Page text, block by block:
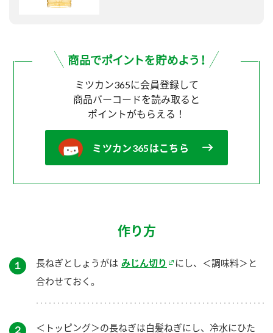
ミツカン365に会員登録して
商品バーコードを読み取ると
ポイントがもらえる！
ミツカン365はこちら
作り方
１ 長ねぎとしょうがは みじん切り
にし、＜調味料＞と
合わせておく。
２ ＜トッピング＞の長ねぎは白髪ねぎにし、冷水にひた